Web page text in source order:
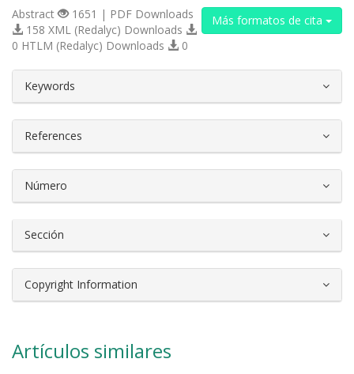
Más formatos de cita
Abstract
1651 | PDF Downloads
158 XML (Redalyc) Downloads
0 HTLM (Redalyc) Downloads
0
Keywords
References
Número
Sección
Copyright Information
Artículos similares